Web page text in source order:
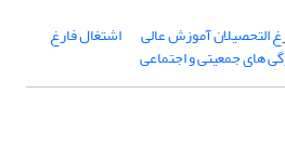
التحصیلان آموزش عالی اشتغال فارغ
های جمعیتی و اجتماعی